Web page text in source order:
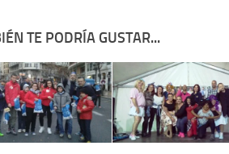
TE PODRÍA GUSTAR...